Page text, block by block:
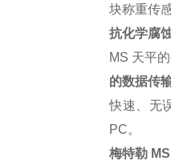
块称重传
抗化学腐
MS 天平
的数据传
快速、无
PC。
梅特勒